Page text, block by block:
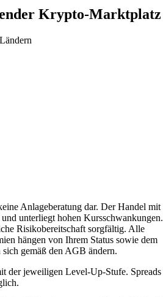
Krypto-Marktplatz
Anlageberatung dar. Der Handel mit
unterliegt hohen Kursschwankungen.
Risikobereitschaft sorgfältig. Alle
hängen von Ihrem Status sowie dem
gemäß den AGB ändern.
der jeweiligen Level-Up-Stufe. Spreads